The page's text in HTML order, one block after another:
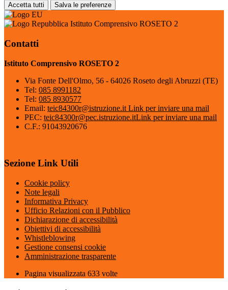
Accetta tutti Salva le preferenze
Istituto Comprensivo ROSETO 2
Contatti
Istituto Comprensivo ROSETO 2
Via Fonte Dell'Olmo, 56 - 64026 Roseto degli Abruzzi (TE)
Tel: 085 8991182
Tel: 085 8930577
Email: teic84300r@istruzione.it Link per inviare una mail
PEC: teic84300r@pec.istruzione.itLink per inviare una mail
C.F.: 91043920676
Sezione Link Utili
Cookie policy
Note legali
Informativa Privacy
Ufficio Relazioni con il Pubblico
Dichiarazione di accessibilità
Obiettivi di accessibilità
Whistleblowing
Gestione consensi cookie
Amministrazione trasparente
Pagina visualizzata 633 volte